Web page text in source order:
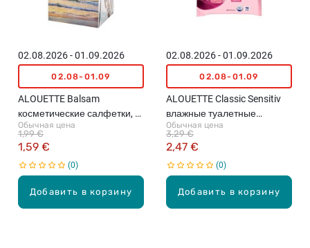
Добавить в корзину
02.08.2026 - 01.09.2026
02.08-01.09
ALOUETTE Balsam
косметические салфетки, 3
слоя, 56шт. (различные
цвета)
Обычная цена
1,59 €
1,99 €
0
Добавить в корзину
02.08.2026 - 01.09.2026
02.08-01.09
ALOUETTE Classic Sensitiv
влажные туалетные
салфетки, 70шт.
Обычная цена
2,47 €
3,29 €
0